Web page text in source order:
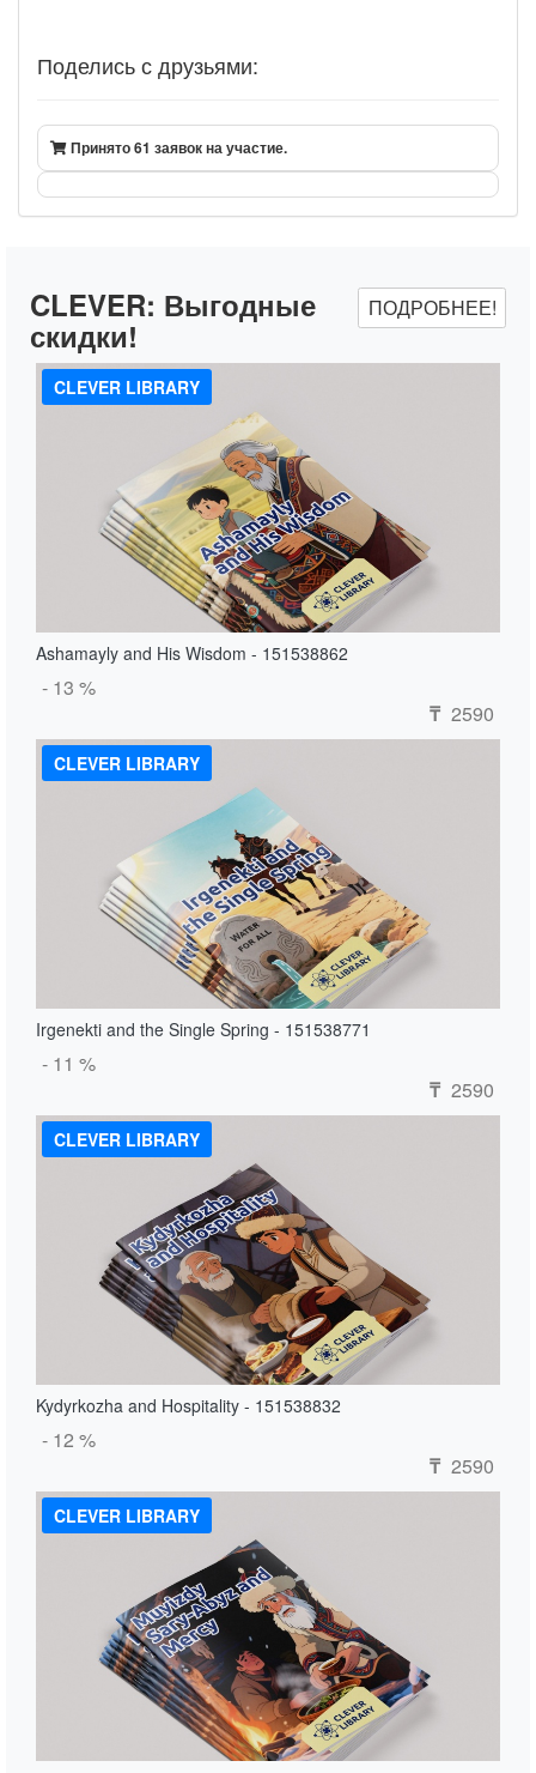
Поделись с друзьями:
Принято 61 заявок на участие.
CLEVER: Выгодные
скидки!
ПОДРОБНЕЕ!
CLEVER LIBRARY
Ashamayly and His Wisdom - 151538862
- 13 %
₸ 2590
CLEVER LIBRARY
Irgenekti and the Single Spring - 151538771
- 11 %
₸ 2590
CLEVER LIBRARY
Kydyrkozha and Hospitality - 151538832
- 12 %
₸ 2590
CLEVER LIBRARY